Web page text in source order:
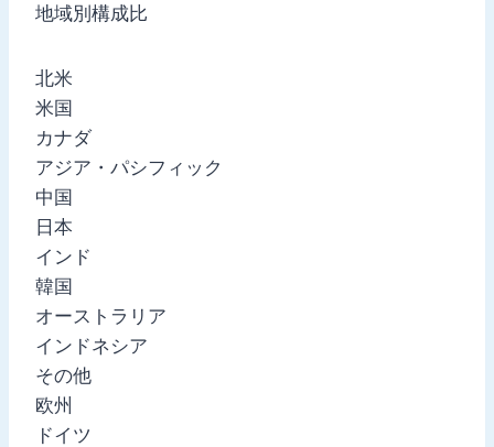
地域別構成比
北米
米国
カナダ
アジア・パシフィック
中国
日本
インド
韓国
オーストラリア
インドネシア
その他
欧州
ドイツ